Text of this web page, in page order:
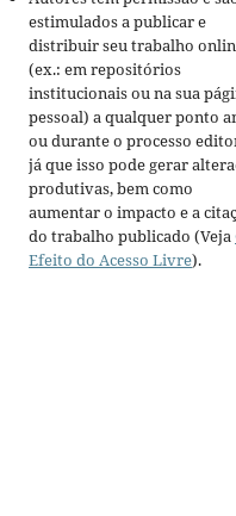
estimulados a publicar e
distribuir seu trabalho
(ex.: em repositórios
institucionais ou na sua
pessoal) a qualquer ponto
ou durante o processo
já que isso pode gerar
produtivas, bem como
aumentar o impacto e a
do trabalho publicado (Veja
Efeito do Acesso Livre).